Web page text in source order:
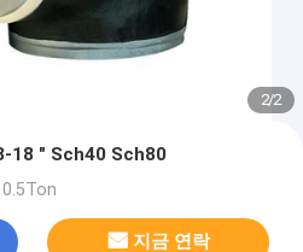
2/2
18 " Sch40 Sch80
0.5Ton
지금 연락